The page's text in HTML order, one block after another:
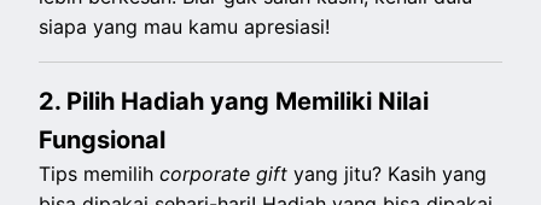
siapa yang mau kamu apresiasi!
2. Pilih Hadiah yang Memiliki Nilai
Fungsional
Tips memilihcorporate giftyang jitu? Kasih yang